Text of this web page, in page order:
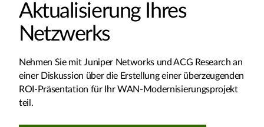
Aktualisierung Ihres
Netzwerks
Nehmen Sie mit Juniper Networks und ACG Research an
einer Diskussion über die Erstellung einer überzeugenden
ROI-Präsentation für Ihr WAN-Modernisierungsprojekt
teil.